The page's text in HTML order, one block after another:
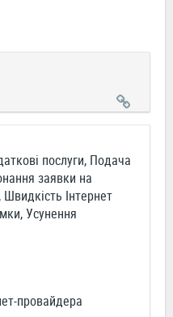
послуги, Подача
заявки на
Інтернет
Усунення
провайдера